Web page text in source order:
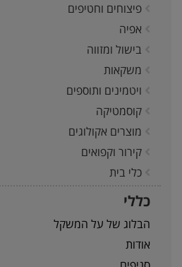
פיצוחים וחטיפים
אפיה
בישול ומזווה
משקאות
ויטמינים ותוספים
קוסמטיקה
מוצרים אקולוגים
קירור וקפואים
כלי בית
כללי
הבלוג של על המשקל
אודות